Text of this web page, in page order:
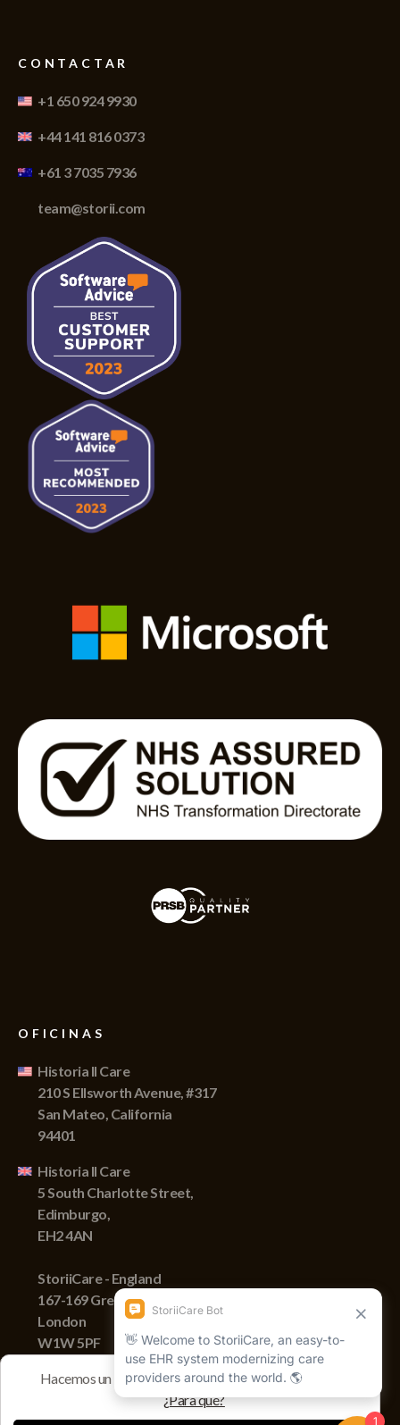
CONTACTAR
+1 650 924 9930
+44 141 816 0373
+61 3 7035 7936
team@storii.com
OFICINAS
Historia II Care
210 S Ellsworth Avenue, #317
San Mateo, California
94401
Historia II Care
5 South Charlotte Street,
Edimburgo,
EH2 4AN
StoriiCare - England
167-169 Great Portland Street,
London
W1W 5PF
Derechos de autor © 2022 Storii, Inc. Todos los derechos
Hacemos un seguimiento de las sesiones con cookies
¿Para qué?